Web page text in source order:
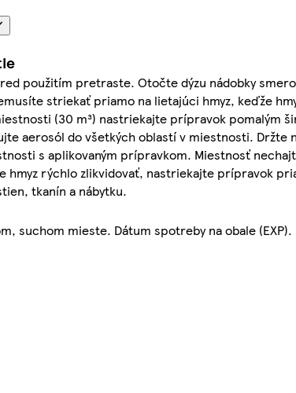
použitím pretraste. Otočte dýzu nádobky
striekať priamo na lietajúci hmyz, keďže
(30 m³) nastriekajte prípravok pomalým
aerosól do všetkých oblastí v miestnosti.
s aplikovaným prípravkom. Miestnosť
hmyz rýchlo zlikvidovať, nastriekajte prípravok
tkanín a nábytku.
suchom mieste. Dátum spotreby na obale (EXP).